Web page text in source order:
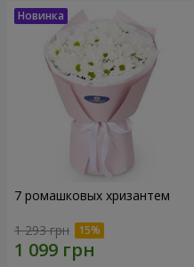
7 ромашковых хризантем
1 293 грн